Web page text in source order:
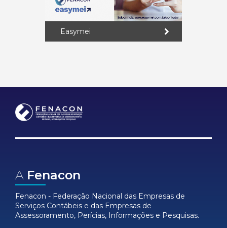
Easymei
A Fenacon
Fenacon - Federação Nacional das Empresas de
Serviços Contábeis e das Empresas de
Assessoramento, Perícias, Informações e Pesquisas.